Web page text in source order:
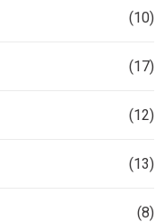
(10)
(17)
(12)
(13)
(8)